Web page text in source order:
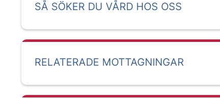
SÅ SÖKER DU VÅRD HOS OSS
RELATERADE MOTTAGNINGAR